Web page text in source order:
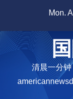
content
Mon.
清晨一分钟